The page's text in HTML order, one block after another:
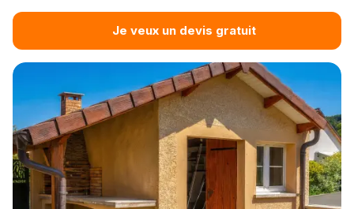
Je veux un devis gratuit